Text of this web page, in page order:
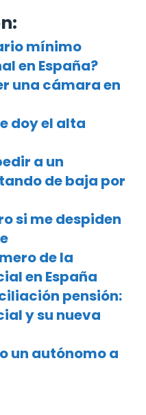
mínimo
en España?
una cámara en
doy el alta
a un
de baja por
si me despiden
de la
en España
pensión:
y su nueva
un autónomo a